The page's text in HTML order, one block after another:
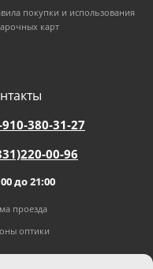
покупки и использования
карт
380-31-27
00-96
до 21:00
проезда
оптики